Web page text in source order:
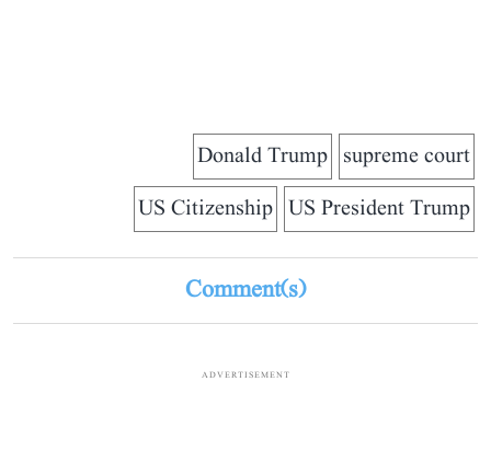
supreme court
Donald Trump
US President Trump
US Citizenship
Comment(s)
ADVERTISEMENT